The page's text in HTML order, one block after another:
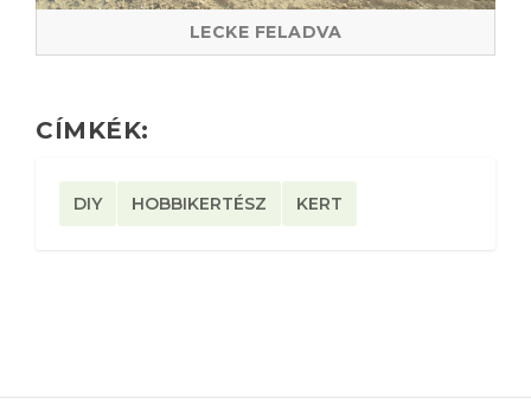
LECKE FELADVA
CÍMKÉK:
DIY HOBBIKERTÉSZ KERT